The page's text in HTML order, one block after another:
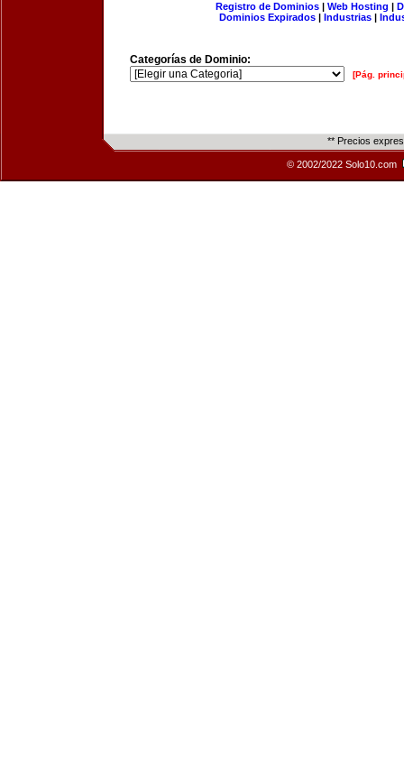
Registro de Dominios| Web Hosting |
Dominios Expirados | Industrias |
Categorías de Dominio:
[Pág.
** Precios
© 2002/2022 Solo10.com